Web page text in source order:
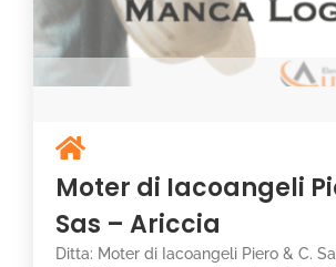
Moter di Iacoangeli
Sas – Ariccia
Ditta: Moter di Iacoangeli Piero & C.